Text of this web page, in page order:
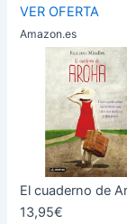
VER OFERTA
Amazon.es
El cuaderno de
13,95€